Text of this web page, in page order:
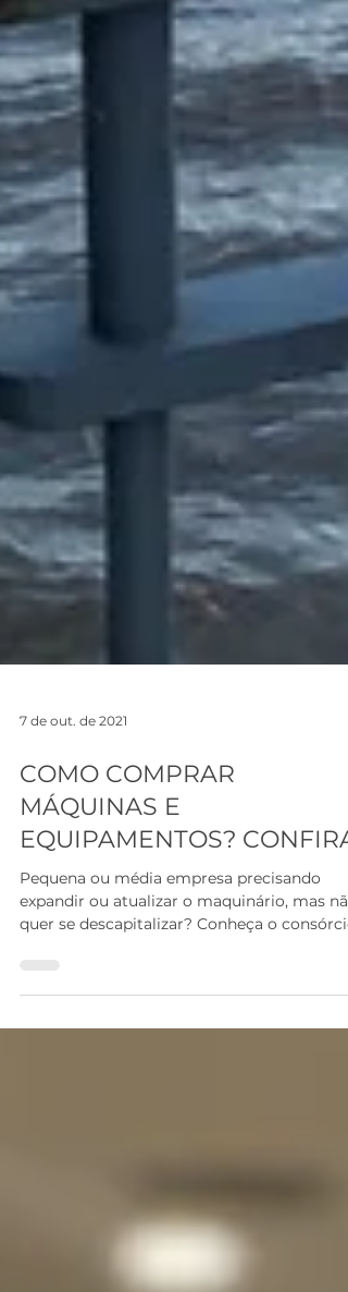
7 de out. de 2021
COMO COMPRAR
MÁQUINAS E
EQUIPAMENTOS? CONFIRA!
Pequena ou média empresa precisando
para máquinas...